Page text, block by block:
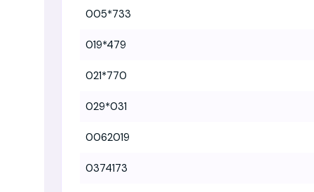
005*733
019*479
021*770
029*031
0062019
0374173